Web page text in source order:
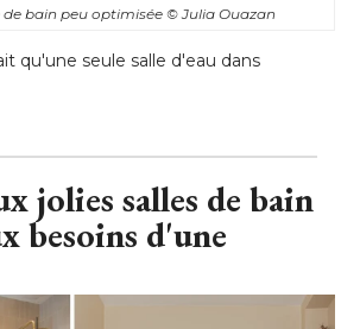
bain peu optimisée © Julia Ouazan
qu'une seule salle d'eau dans
jolies salles de bain
besoins d'une